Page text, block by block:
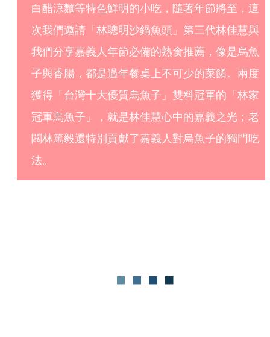
白醋涼麵等特色鮮明的小吃，隨著年節將至，這
次我們邀請「林聰明沙鍋魚頭」第三代林佳慧與
我們分享嘉義人年節必備的熟食推薦，像是烏魚
子與香腸，都是過年餐桌上不可少的菜餚。兩度
獲得「台灣十大優質烏魚子」雙料冠軍的「林家
冠軍烏魚子」，就是林佳慧心中的嘉義之光；老
闆林篤毅還特別貢獻了嘉義人對烏魚子的獨門吃
法。